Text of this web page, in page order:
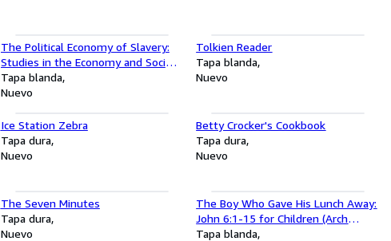
The Political Economy of Slavery:
Studies in the Economy and Society
of the Slave South
Tapa blanda
Nuevo
Tolkien Reader
Tapa blanda
Nuevo
Ice Station Zebra
Tapa dura
Nuevo
Betty Crocker's Cookbook
Tapa dura
Nuevo
The Seven Minutes
Tapa dura
Nuevo
The Boy Who Gave His Lunch Away:
John 6:1-15 for Children (Arch
Book)
Tapa blanda